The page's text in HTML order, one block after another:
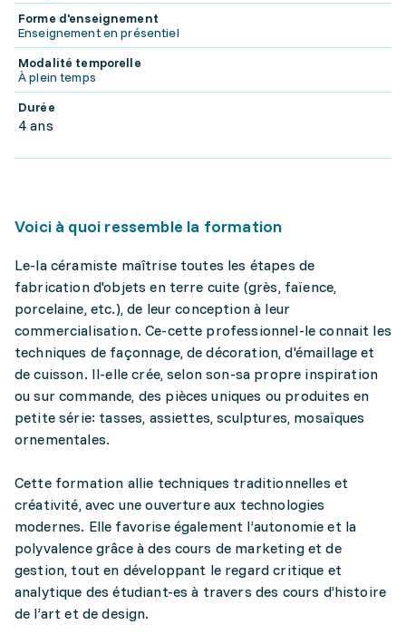
Forme d'enseignement
Enseignement en présentiel
Modalité temporelle
À plein temps
Durée
4 ans
Voici à quoi ressemble la formation
Le-la céramiste maîtrise toutes les étapes de
fabrication d'objets en terre cuite (grès, faïence,
porcelaine, etc.), de leur conception à leur
commercialisation. Ce-cette professionnel-le connait les
techniques de façonnage, de décoration, d'émaillage et
de cuisson. Il-elle crée, selon son-sa propre inspiration
ou sur commande, des pièces uniques ou produites en
petite série: tasses, assiettes, sculptures, mosaïques
ornementales.
Cette formation allie techniques traditionnelles et
créativité, avec une ouverture aux technologies
modernes. Elle favorise également l’autonomie et la
polyvalence grâce à des cours de marketing et de
gestion, tout en développant le regard critique et
analytique des étudiant-es à travers des cours d’histoire
de l’art et de design.